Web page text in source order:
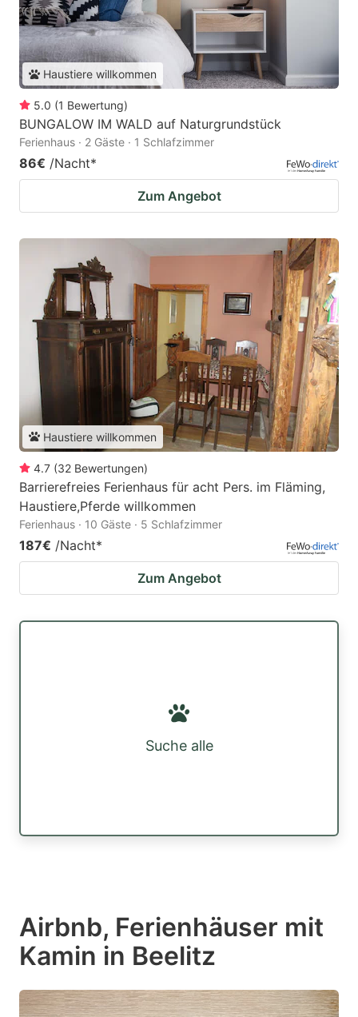
Haustiere willkommen
5.0 (1 Bewertung)
BUNGALOW IM WALD auf Naturgrundstück
Ferienhaus · 2 Gäste · 1 Schlafzimmer
86€ /Nacht*
Zum Angebot
Haustiere willkommen
4.7 (32 Bewertungen)
Barrierefreies Ferienhaus für acht Pers. im Fläming,
Haustiere,Pferde willkommen
Ferienhaus · 10 Gäste · 5 Schlafzimmer
187€ /Nacht*
Zum Angebot
Suche alle
Airbnb, Ferienhäuser mit
Kamin in Beelitz